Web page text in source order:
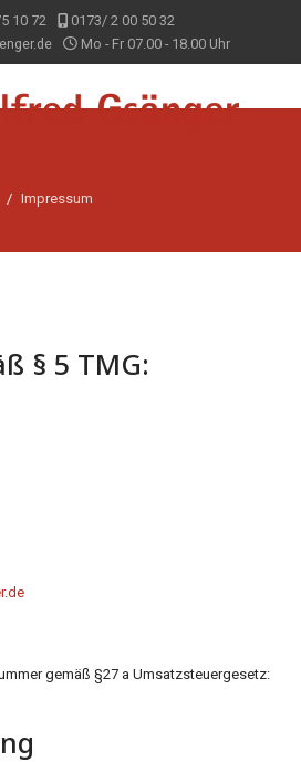
10 72
0173/ 2 00 50 32
Mo - Fr 07.00 - 18.00 Uhr
Impressum
§ 5 TMG:
gemäß §27 a Umsatzsteuergesetz: